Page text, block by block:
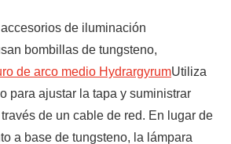
de iluminación
bombillas de tungsteno,
de arco medio HydrargyrumUtiliza
para ajustar la tapa y suministrar
de un cable de red. En lugar de
a base de tungsteno, la lámpara